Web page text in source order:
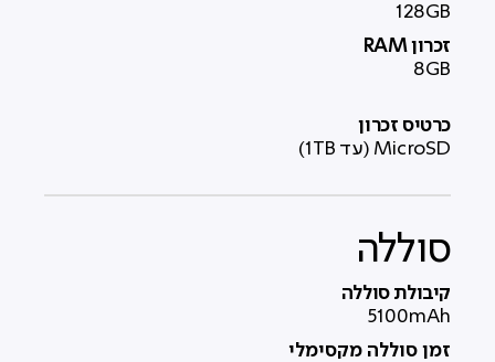
128GB
זכרון RAM
8GB
כרטיס זכרון
MicroSD (עד 1TB)
סוללה
קיבולת סוללה
5100mAh
זמן סוללה מקסימלי